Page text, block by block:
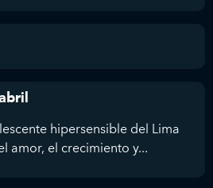
hipersensible del Lima
amor, el crecimiento y...